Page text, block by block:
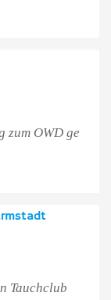
zum OWD ge
Tauchclub